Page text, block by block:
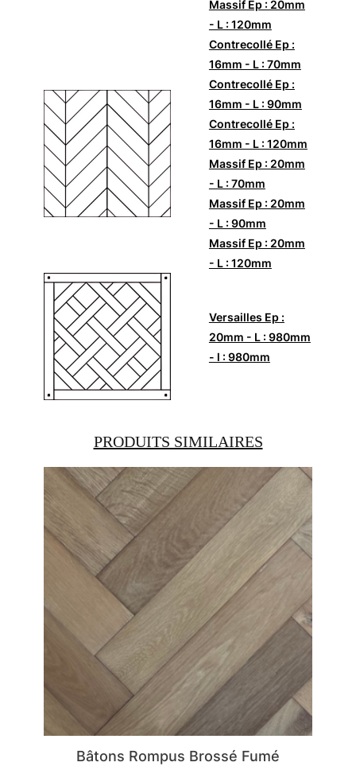
Massif Ep : 20mm
- L : 120mm
Contrecollé Ep :
16mm - L : 70mm
Contrecollé Ep :
16mm - L : 90mm
Contrecollé Ep :
16mm - L : 120mm
Massif Ep : 20mm
- L : 70mm
Massif Ep : 20mm
- L : 90mm
Massif Ep : 20mm
- L : 120mm
Versailles Ep :
20mm - L : 980mm
- l : 980mm
PRODUITS SIMILAIRES
Bâtons Rompus Brossé Fumé